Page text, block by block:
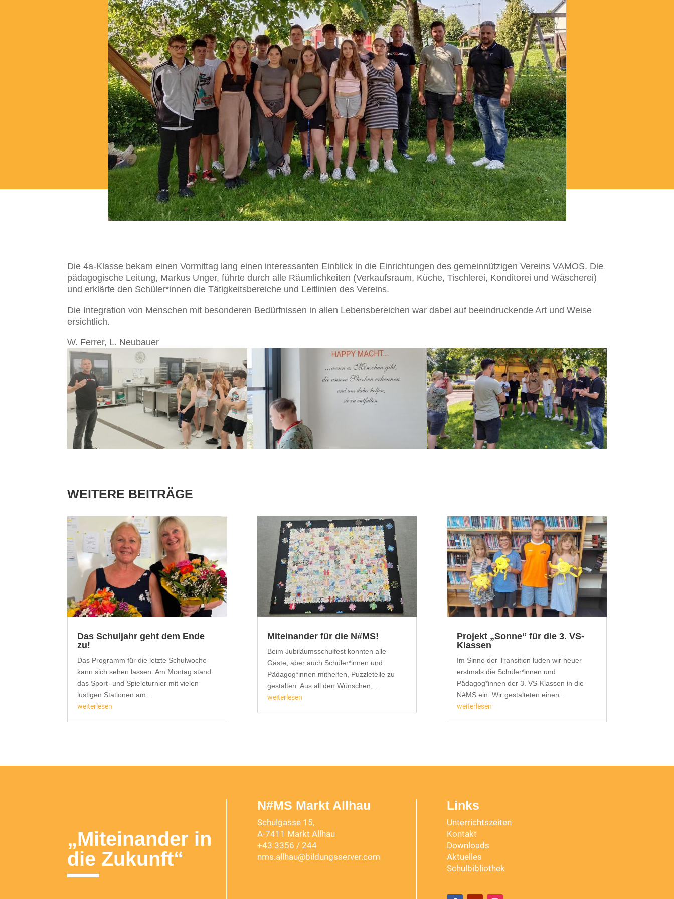
Die 4a-Klasse bekam einen Vormittag lang einen interessanten Einblick in die Einrichtungen des gemeinnützigen Vereins VAMOS. Die
pädagogische Leitung, Markus Unger, führte durch alle Räumlichkeiten (Verkaufsraum, Küche, Tischlerei, Konditorei und Wäscherei)
und erklärte den Schüler*innen die Tätigkeitsbereiche und Leitlinien des Vereins.
Die Integration von Menschen mit besonderen Bedürfnissen in allen Lebensbereichen war dabei auf beeindruckende Art und Weise
ersichtlich.
W. Ferrer, L. Neubauer
WEITERE BEITRÄGE
Das Schuljahr geht dem Ende
zu!
Das Programm für die letzte Schulwoche
kann sich sehen lassen. Am Montag stand
das Sport- und Spieleturnier mit vielen
lustigen Stationen am...
weiterlesen
Miteinander für die N#MS!
Beim Jubiläumsschulfest konnten alle
Gäste, aber auch Schüler*innen und
Pädagog*innen mithelfen, Puzzleteile zu
gestalten. Aus all den Wünschen,...
weiterlesen
Projekt „Sonne“ für die 3. VS-
Klassen
Im Sinne der Transition luden wir heuer
erstmals die Schüler*innen und
Pädagog*innen der 3. VS-Klassen in die
N#MS ein. Wir gestalteten einen...
weiterlesen
„Miteinander in
die Zukunft“
N#MS Markt Allhau
Schulgasse 15,
A-7411 Markt Allhau
+43 3356 / 244
nms.allhau@bildungsserver.com
Links
Unterrichtszeiten
Kontakt
Downloads
Aktuelles
Schulbibliothek